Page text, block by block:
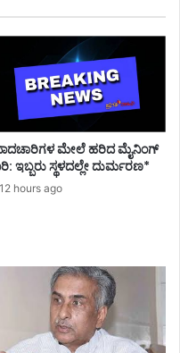
ಮೇಲೆ ಹರಿದ ಮೈನಿಂಗ್
ಇಬ್ಬರು ಸ್ಥಳದಲ್ಲೇ ದುರ್ಮರಣ*
12 hours ago